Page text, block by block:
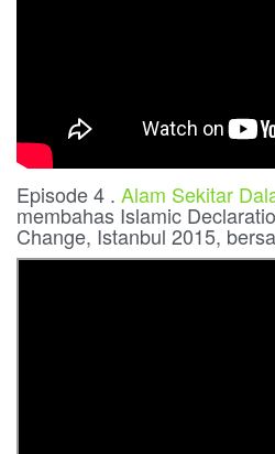
Episode 4 . Alam Sekitar
membahas Islamic
Change, Istanbul 2015,